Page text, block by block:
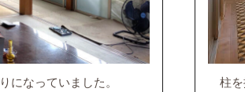
になっていました。 柱